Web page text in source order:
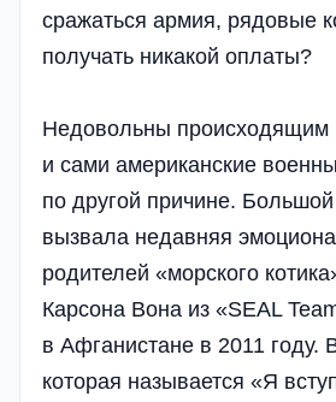
сражаться армия, рядовые
получать никакой оплаты?
Недовольны происходящим
и сами американские
по другой причине.
вызвала недавняя
родителей «морского
Карсона Вона из «SEAL
в Афганистане в 2011 году.
которая называется «Я